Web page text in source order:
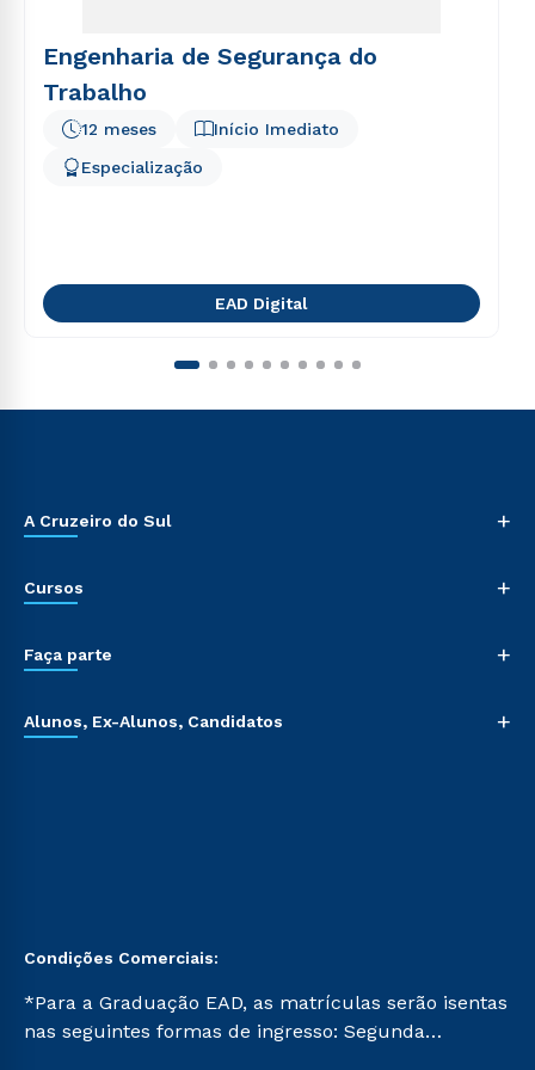
Engenharia de Segurança do
Trabalho
Início Imediato
12 meses
Especialização
EAD Digital
A Cruzeiro do Sul +
Cursos +
Faça parte +
Alunos, Ex-Alunos, Candidatos +
Condições Comerciais:
*Para a Graduação EAD, as matrículas serão isentas
nas seguintes formas de ingresso: Segunda